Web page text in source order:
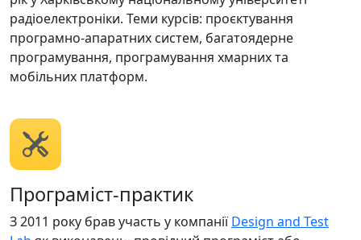
радіоелектроніки. Теми курсів: проєктування
програмно-апаратних систем, багатоядерне
програмування, програмування хмарних та
мобільних платформ.
Програміст-практик
З 2011 року брав участь у компаніїDesign and Test